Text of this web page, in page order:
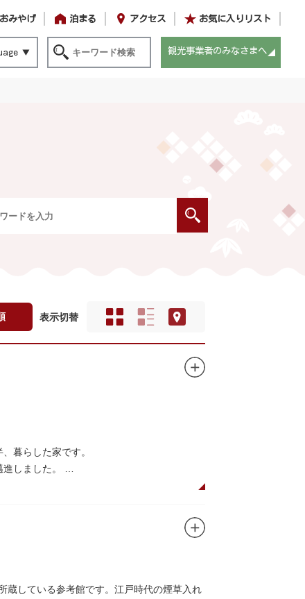
おみやげ 泊まる アクセス お気に入りリスト
観光事業者のみなさまへ
表示切替
暮らした家です。
しました。
は東京都指定史跡として明治の雰囲気が体
の様子を偲ぶことができます。現在、一般
蔵している参考館です。江戸時代の煙草入れ